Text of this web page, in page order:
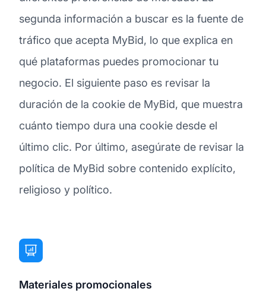
segunda información a buscar es la fuente de
tráfico que acepta MyBid, lo que explica en
qué plataformas puedes promocionar tu
negocio. El siguiente paso es revisar la
duración de la cookie de MyBid, que muestra
cuánto tiempo dura una cookie desde el
último clic. Por último, asegúrate de revisar la
política de MyBid sobre contenido explícito,
religioso y político.
Materiales promocionales